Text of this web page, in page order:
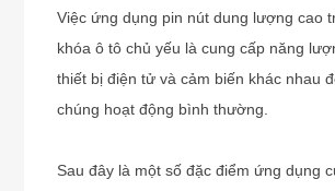
Việc ứng dụng pin nút dung lượng cao
khóa ô tô chủ yếu là cung cấp năng
thiết bị điện tử và cảm biến khác nhau
chúng hoạt động bình thường.
Sau đây là một số đặc điểm ứng dụng